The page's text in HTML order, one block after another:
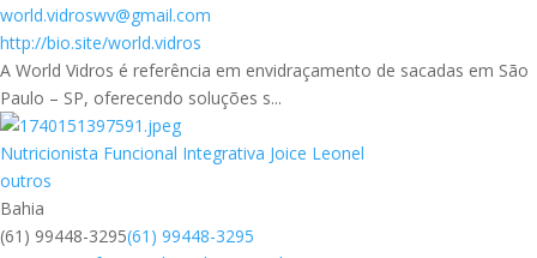
world.vidroswv@gmail.com
http://bio.site/world.vidros
A World Vidros é referência em envidraçamento de sacadas em São
Paulo – SP, oferecendo soluções s...
Nutricionista Funcional Integrativa Joice Leonel
outros
Bahia
(61) 99448-3295(61) 99448-3295